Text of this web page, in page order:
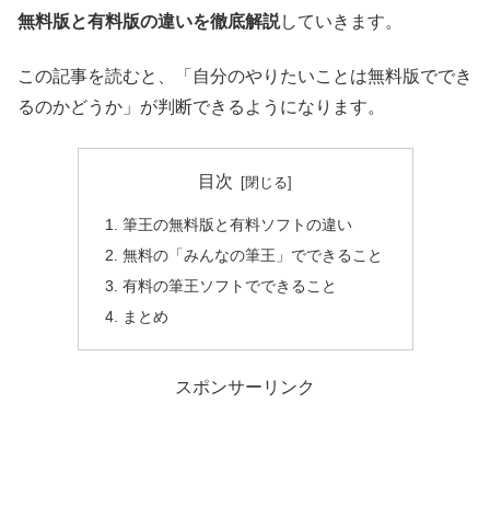
無料版と有料版の違いを徹底解説していきます。
この記事を読むと、「自分のやりたいことは無料版ででき
るのかどうか」が判断できるようになります。
目次
筆王の無料版と有料ソフトの違い
無料の「みんなの筆王」でできること
有料の筆王ソフトでできること
まとめ
スポンサーリンク